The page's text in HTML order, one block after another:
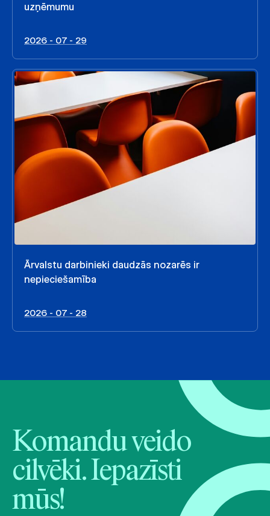
uzņēmumu
2026 - 07 - 29
Ārvalstu darbinieki daudzās nozarēs ir
nepieciešamība
2026 - 07 - 28
Komandu veido
cilvēki. Iepazīsti
mūs!